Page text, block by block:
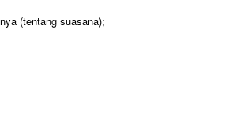
(tentang suasana);